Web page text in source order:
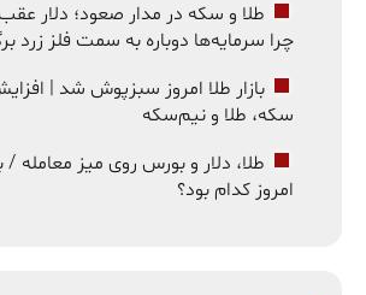
طلا و سکه در مدار صعود؛ دلار
چرا سرمایه‌ها دوباره به سمت فلز زرد
بازار طلا امروز سبزپوش شد |
سکه، طلا و نیم‌سکه
طلا، دلار و بورس روی میز معامله /
امروز کدام بود؟